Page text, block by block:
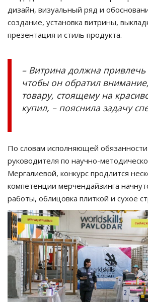
дизайн, визуальный ряд и
создание, установка витрины,
презентация и стиль продукта.
– Витрина должна привлечь
чтобы он обратил
товару, стоящему на
купил, – пояснила задачу
По словам исполняющей обязанности
руководителя по научно-
Мергалиевой, конкурс продлится
компетенции мерчендайзинга
работы, облицовка плиткой и сухое